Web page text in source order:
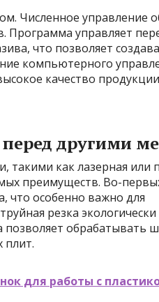
Численное управление
Программа управляет
что позволяет
компьютерного
качество
другими
как лазерная или
преимуществ. Во-
что особенно важно для
резка экологически
позволяет обрабатывать
плит.
для работы с